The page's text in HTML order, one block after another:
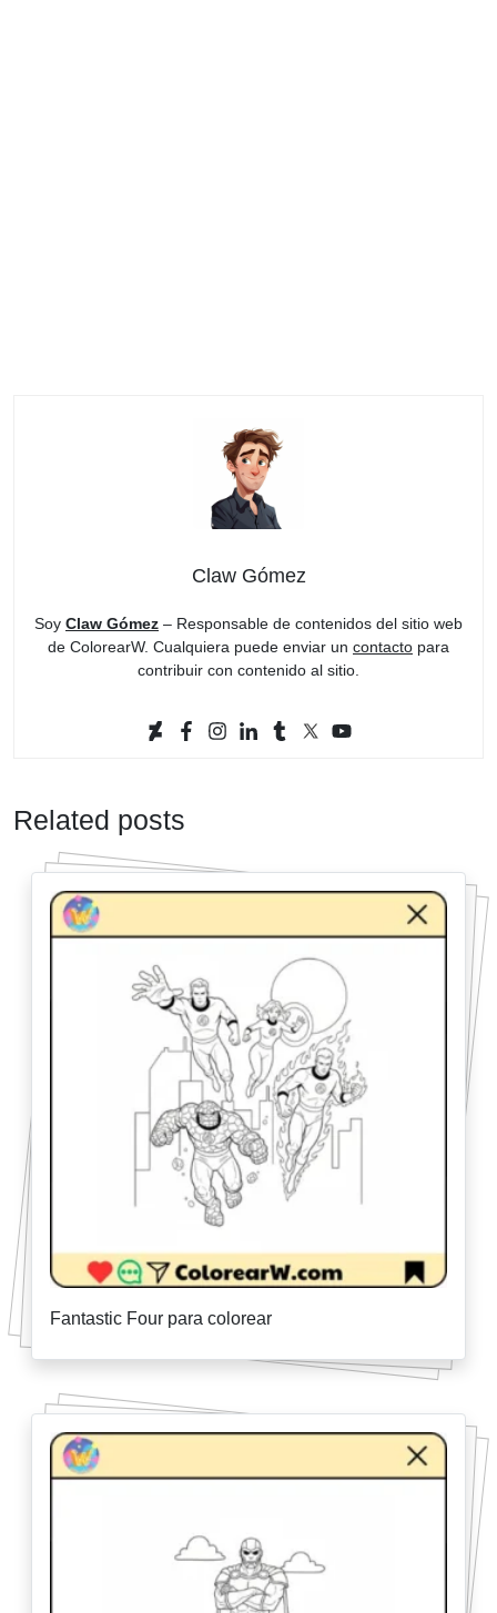
Claw Gómez
Soy Claw Gómez – Responsable de contenidos del sitio web
de ColorearW. Cualquiera puede enviar un contacto para
contribuir con contenido al sitio.
Related posts
Fantastic Four para colorear